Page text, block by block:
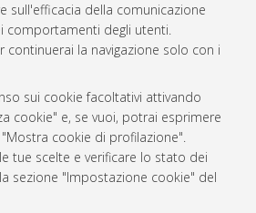
sull'efficacia della comunicazione
comportamenti degli utenti.
continuerai la navigazione solo con i
sui cookie facoltativi attivando
cookie" e, se vuoi, potrai esprimere
cookie di profilazione".
tue scelte e verificare lo stato dei
sezione "Impostazione cookie" del
e gestito da AlmaDL